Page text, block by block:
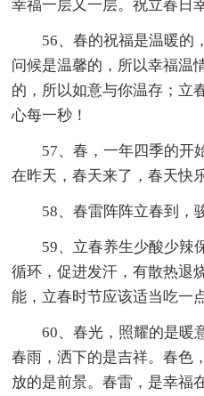
幸福一层又一层。祝立春日
56、春的祝福是温暖的
问候是温馨的，所以幸福温
的，所以如意与你温存；立
心每一秒！
57、春，一年四季的开
在昨天，春天来了，春天快
58、春雷阵阵立春到，骏
59、立春养生少酸少辣
循环，促进发汗，有散热退
能，立春时节应该适当吃一
60、春光，照耀的是暖意
春雨，洒下的是吉祥。春色
放的是前景。春雷，是幸福